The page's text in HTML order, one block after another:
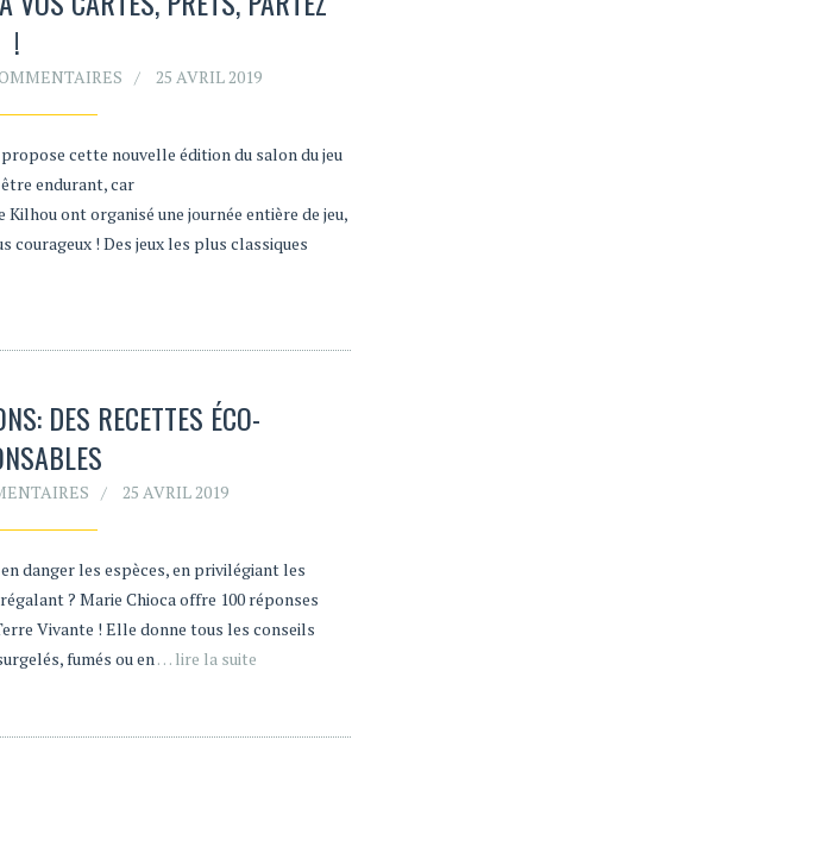
!
25 AVRIL 2019
cette nouvelle édition du salon du jeu
endurant, car
ont organisé une journée entière de jeu,
! Des jeux les plus classiques
DES RECETTES ÉCO-
25 AVRIL 2019
danger les espèces, en privilégiant les
? Marie Chioca offre 100 réponses
Vivante ! Elle donne tous les conseils
fumés ou en… lire la suite